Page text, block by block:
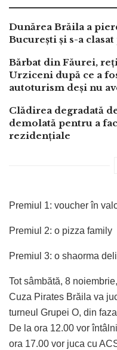
Dunărea Brăila a
București și s-a
Bărbat din Făurei,
Urziceni după ce a
autoturism deși nu
Clădirea degradată
demolată pentru a
rezidențiale
Premiul 1: voucher în
Premiul 2: o pizza family
Premiul 3: o shaorma
Tot sâmbătă, 8
Cuza Pirates Brăila va
turneul Grupei O, din
De la ora 12.00 vor
ora 17.00 vor juca cu